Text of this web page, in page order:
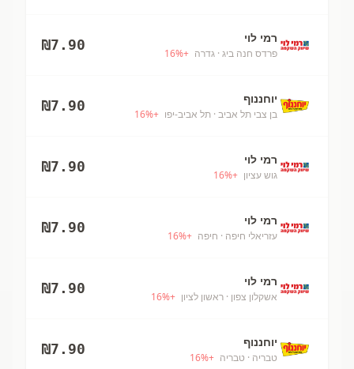
רמי לוי
פרדס חנה ביג · גדרה +
16%
₪7.90
יוחננוף
בן צבי תל אביב · תל אביב-יפו +
16%
₪7.90
רמי לוי
גוש עציון +
16%
₪7.90
רמי לוי
עזריאלי חיפה · חיפה +
16%
₪7.90
רמי לוי
אשקלון צפון · ראשון לציון +
16%
₪7.90
יוחננוף
טבריה · טבריה +
16%
₪7.90